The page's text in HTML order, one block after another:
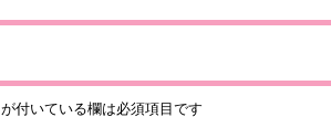
が付いている欄は必須項目です